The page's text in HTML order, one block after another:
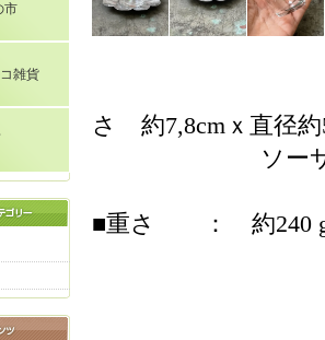
市
雑貨
さ 約7,8cmｘ直径約
ソーサー
■重さ ： 約240